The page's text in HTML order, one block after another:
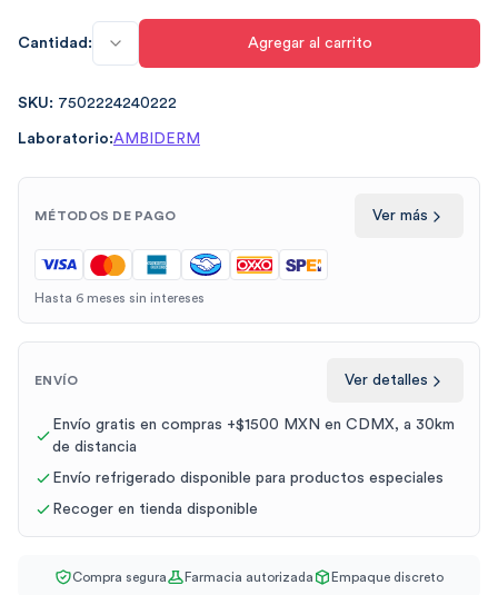
Cantidad: Agregar al carrito
SKU: 7502224240222
Laboratorio:AMBIDERM
MÉTODOS DE PAGO Ver más
Hasta 6 meses sin intereses
ENVÍO Ver detalles
Envío gratis en compras +$1500 MXN en CDMX, a 30km
de distancia
Envío refrigerado disponible para productos especiales
Recoger en tienda disponible
Compra segura Farmacia autorizada Empaque discreto